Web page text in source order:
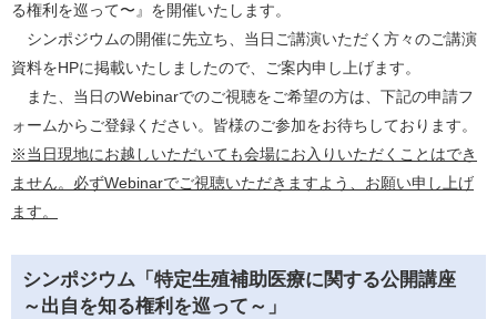
る権利を巡って〜』を開催いたします。
シンポジウムの開催に先立ち、当日ご講演いただく方々のご講演
資料をHPに掲載いたしましたので、ご案内申し上げます。
また、当日のWebinarでのご視聴をご希望の方は、下記の申請フ
ォームからご登録ください。皆様のご参加をお待ちしております。
※当日現地にお越しいただいても会場にお入りいただくことはでき
ません。必ずWebinarでご視聴いただきますよう、お願い申し上げ
ます。
シンポジウム「特定生殖補助医療に関する公開講座
～出自を知る権利を巡って～」